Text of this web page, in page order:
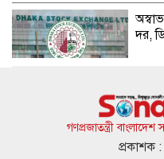
দর,
গ্যাস
গণপ্রজাতন্ত্রী
প্রকাশক